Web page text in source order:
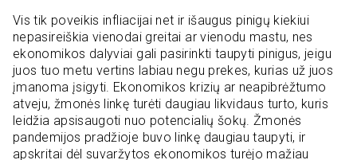
Vis tik poveikis infliacijai net ir išaugus pinigų kiekiui
nepasireiškia vienodai greitai ar vienodu mastu, nes
ekonomikos dalyviai gali pasirinkti taupyti pinigus, jeigu
juos tuo metu vertins labiau negu prekes, kurias už juos
įmanoma įsigyti. Ekonomikos krizių ar neapibrėžtumo
atveju, žmonės linkę turėti daugiau likvidaus turto, kuris
leidžia apsisaugoti nuo potencialių šokų. Žmonės
pandemijos pradžioje buvo linkę daugiau taupyti, ir
apskritai dėl suvaržytos ekonomikos turėjo mažiau